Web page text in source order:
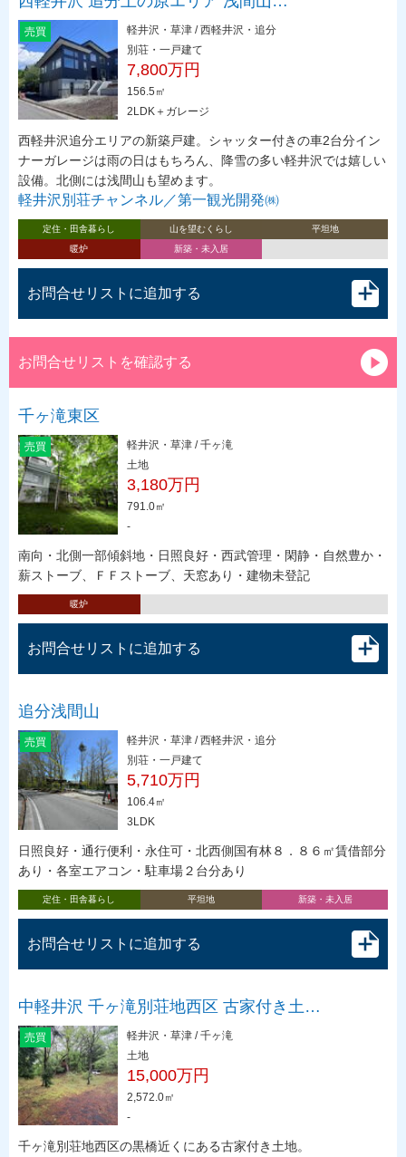
売買
軽井沢・草津 / 西軽井沢・追分
別荘・一戸建て
7,800万円
156.5㎡
2LDK＋ガレージ
西軽井沢追分エリアの新築戸建。シャッター付きの車2台分イン
ナーガレージは雨の日はもちろん、降雪の多い軽井沢では嬉しい
設備。北側には浅間山も望めます。
軽井沢別荘チャンネル／第一観光開発㈱
定住・田舎暮らし 山を望むくらし
平坦地
暖炉
新築・未入居
お問合せリストに追加する
お問合せリストを確認する
千ヶ滝東区
売買
軽井沢・草津 / 千ヶ滝
土地
3,180万円
791.0㎡
-
南向・北側一部傾斜地・日照良好・西武管理・閑静・自然豊か・
薪ストーブ、ＦＦストーブ、天窓あり・建物未登記
暖炉
お問合せリストに追加する
追分浅間山
売買
軽井沢・草津 / 西軽井沢・追分
別荘・一戸建て
5,710万円
106.4㎡
3LDK
日照良好・通行便利・永住可・北西側国有林８．８６㎡賃借部分
あり・各室エアコン・駐車場２台分あり
定住・田舎暮らし 平坦地 新築・未入居
お問合せリストに追加する
中軽井沢 千ヶ滝別荘地西区 古家付き土…
売買
軽井沢・草津 / 千ヶ滝
土地
15,000万円
2,572.0㎡
-
千ヶ滝別荘地西区の黒橋近くにある古家付き土地。